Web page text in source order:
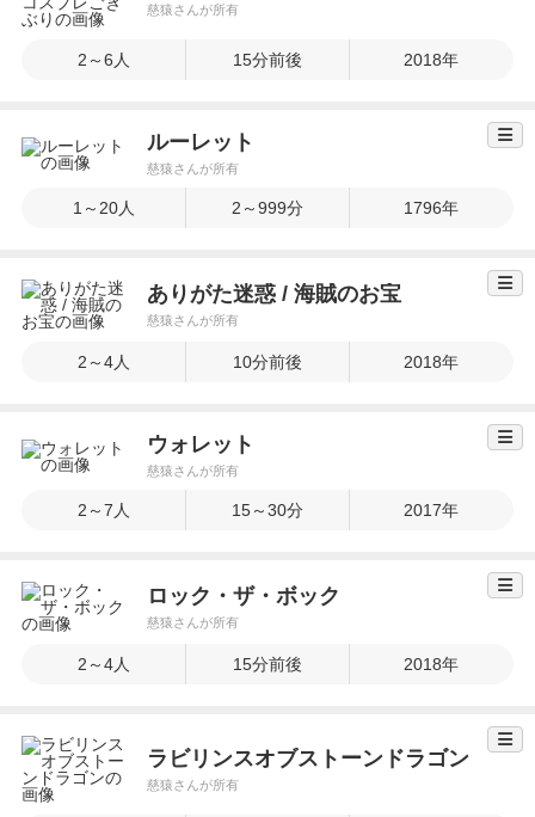
慈猿さんが所有
2～6人 15分前後 2018年
ルーレット
慈猿さんが所有
1～20人 2～999分 1796年
ありがた迷惑 / 海賊のお宝
慈猿さんが所有
2～4人 10分前後 2018年
ウォレット
慈猿さんが所有
2～7人 15～30分 2017年
ロック・ザ・ボック
慈猿さんが所有
2～4人 15分前後 2018年
ラビリンスオブストーンドラゴン
慈猿さんが所有